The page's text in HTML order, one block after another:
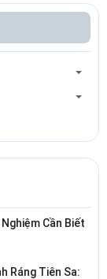
Cần Biết
Ráng Tiên Sa: